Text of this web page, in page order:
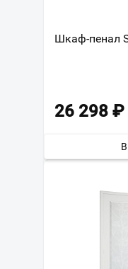
Шкаф-пенал
26 298 ₽